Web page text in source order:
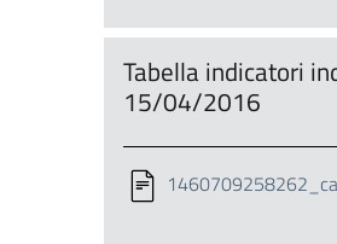
Tabella indicatori
15/04/2016